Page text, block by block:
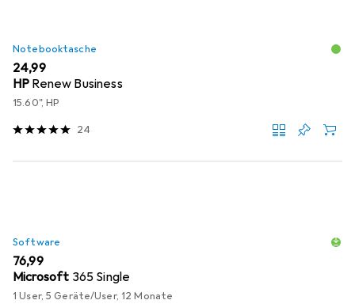
Notebooktasche
EUR
24,99
HP Renew Business
15.60", HP
24
Software
EUR
76,99
Microsoft 365 Single
1 User, 5 Geräte/User, 12 Monate